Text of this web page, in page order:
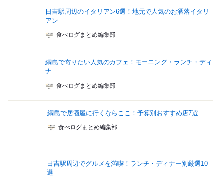
日吉駅周辺のイタリアン6選！地元で人気のお洒落イタリ
アン
食べログまとめ編集部
綱島で寄りたい人気のカフェ！モーニング・ランチ・ディ
ナ...
食べログまとめ編集部
綱島で居酒屋に行くならここ！予算別おすすめ店7選
食べログまとめ編集部
日吉駅周辺でグルメを満喫！ランチ・ディナー別厳選10
選